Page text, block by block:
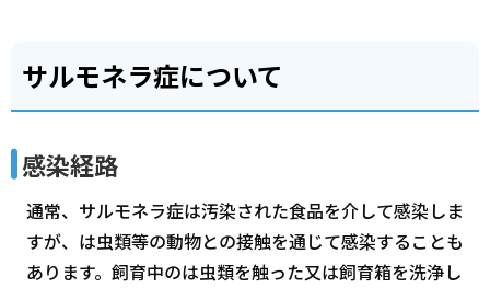
サルモネラ症について
感染経路
通常、サルモネラ症は汚染された食品を介して感染しま
すが、は虫類等の動物との接触を通じて感染することも
あります。飼育中のは虫類を触った又は飼育箱を洗浄し